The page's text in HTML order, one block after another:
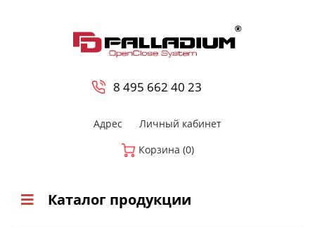
8 495 662 40 23
Адрес
Личный кабинет
Корзина (0)
Каталог продукции